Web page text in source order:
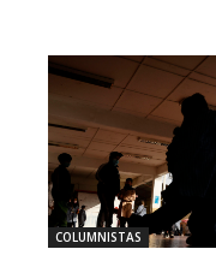
COLUMNISTAS